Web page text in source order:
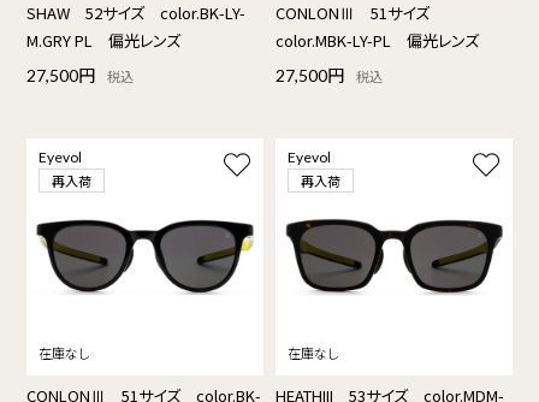
SHAW 52サイズ color.BK-LY-
M.GRY PL 偏光レンズ
27,500円 税込
CONLONⅢ 51サイズ
color.MBK-LY-PL 偏光レンズ
27,500円 税込
Eyevol
再入荷
CONLONⅢ 51サイズ color.BK-
Eyevol
再入荷
HEATHIII 53サイズ color.MDM-